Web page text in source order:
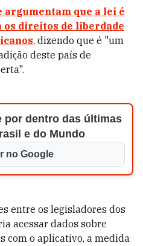
argumentam que a lei é
direitos de liberdade
, dizendo que é "um
deste país de
por dentro das últimas
e do Mundo
no Google
entre os legisladores dos
acessar dados sobre
com o aplicativo, a medida